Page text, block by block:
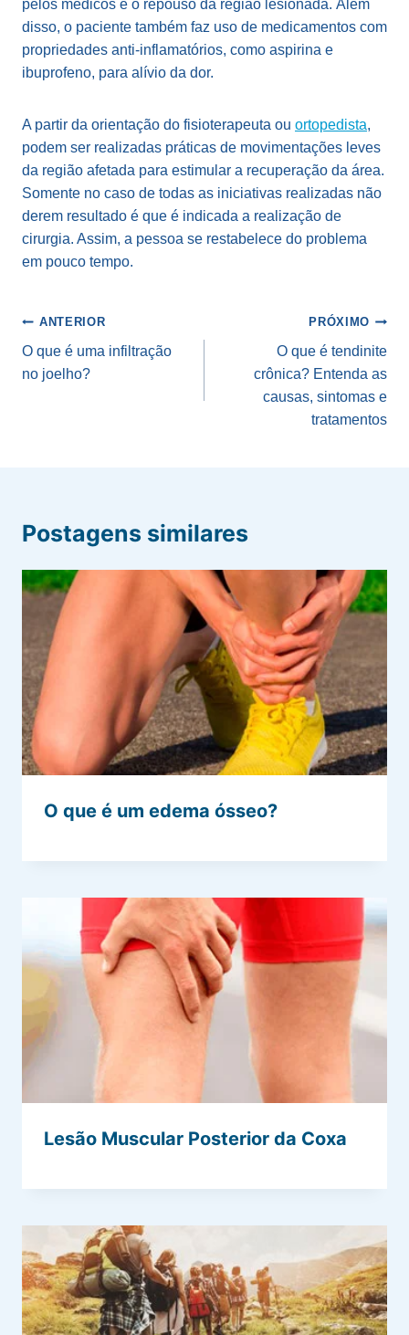
pelos médicos é o repouso da região lesionada. Além
disso, o paciente também faz uso de medicamentos com
propriedades anti-inflamatórios, como aspirina e
ibuprofeno, para alívio da dor.
A partir da orientação do fisioterapeuta ou ortopedista,
podem ser realizadas práticas de movimentações leves
da região afetada para estimular a recuperação da área.
Somente no caso de todas as iniciativas realizadas não
derem resultado é que é indicada a realização de
cirurgia. Assim, a pessoa se restabelece do problema
em pouco tempo.
Navegação
de
Post
ANTERIOR
O que é uma infiltração
no joelho?
PRÓXIMO
O que é tendinite
crônica? Entenda as
causas, sintomas e
tratamentos
Postagens similares
O que é um edema ósseo?
Lesão Muscular Posterior da Coxa